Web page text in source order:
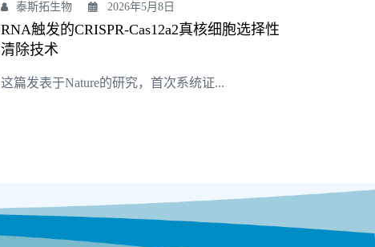
泰斯拓生物 2026年5月8日
RNA触发的CRISPR-Cas12a2真核细胞选择性
清除技术
这篇发表于Nature的研究，首次系统证...